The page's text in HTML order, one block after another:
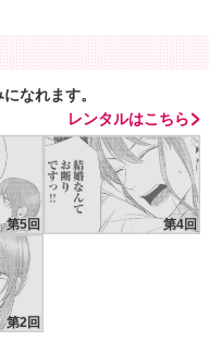
なれます。
レンタルはこちら
第5回 第4回
第2回